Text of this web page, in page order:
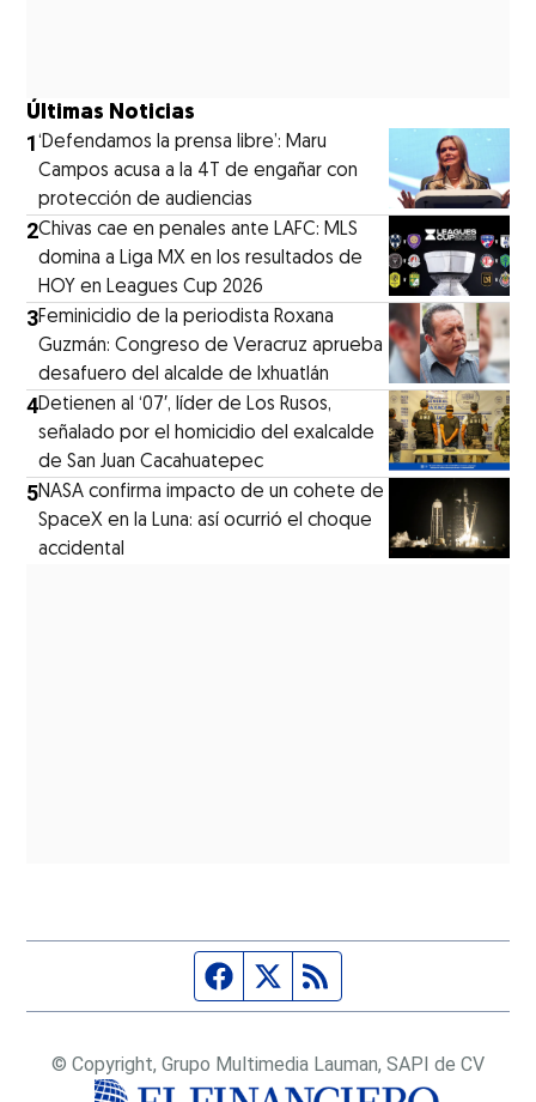
Últimas Noticias
1‘Defendamos la prensa libre’: Maru
Campos acusa a la 4T de engañar con
protección de audiencias
2Chivas cae en penales ante LAFC: MLS
domina a Liga MX en los resultados de
HOY en Leagues Cup 2026
3Feminicidio de la periodista Roxana
Guzmán: Congreso de Veracruz aprueba
desafuero del alcalde de Ixhuatlán
4Detienen al ‘07′, líder de Los Rusos,
señalado por el homicidio del exalcalde
de San Juan Cacahuatepec
5NASA confirma impacto de un cohete de
SpaceX en la Luna: así ocurrió el choque
accidental
Página de Facebook
Fuente Twitter
© Copyright, Grupo Multimedia Lauman, SAPI de CV